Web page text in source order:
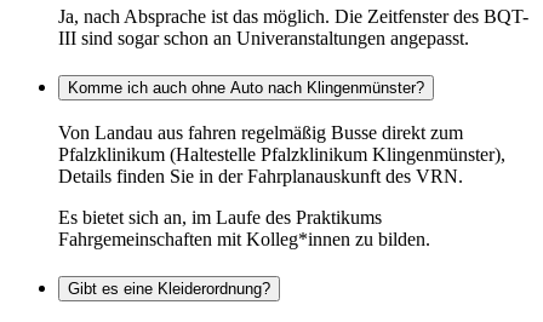
Ja, nach Absprache ist das möglich. Die Zeitfenster des BQT-
III sind sogar schon an Univeranstaltungen angepasst.
Komme ich auch ohne Auto nach Klingenmünster?
Von Landau aus fahren regelmäßig Busse direkt zum
Pfalzklinikum (Haltestelle Pfalzklinikum Klingenmünster),
Details finden Sie in der Fahrplanauskunft des VRN.
Es bietet sich an, im Laufe des Praktikums
Fahrgemeinschaften mit Kolleg*innen zu bilden.
Gibt es eine Kleiderordnung?